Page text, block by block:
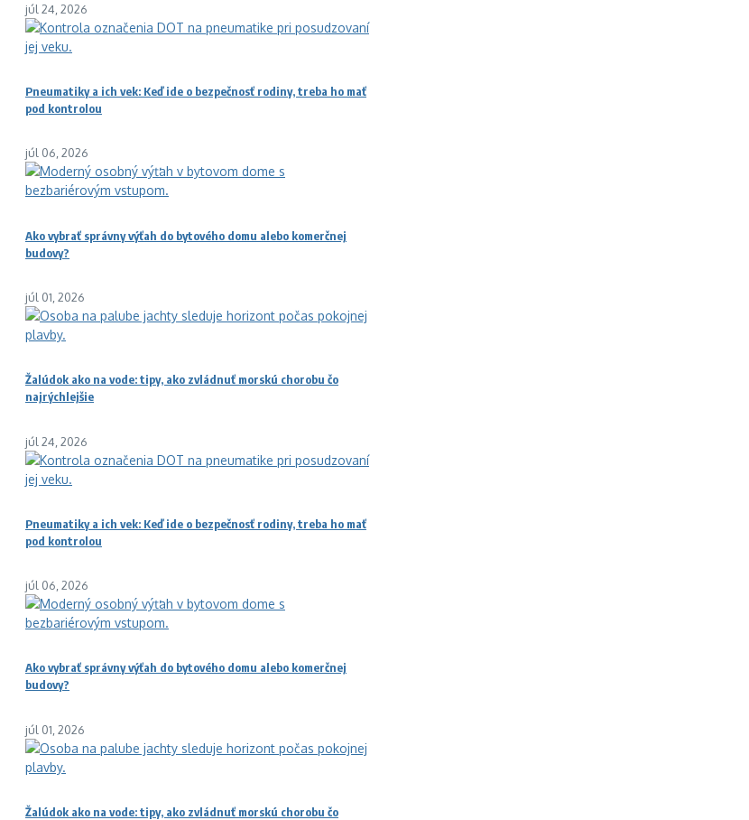
júl 24, 2026
Pneumatiky a ich vek: Keď ide o bezpečnosť rodiny, treba ho mať
pod kontrolou
júl 06, 2026
Ako vybrať správny výťah do bytového domu alebo komerčnej
budovy?
júl 01, 2026
Žalúdok ako na vode: tipy, ako zvládnuť morskú chorobu čo
najrýchlejšie
júl 24, 2026
Pneumatiky a ich vek: Keď ide o bezpečnosť rodiny, treba ho mať
pod kontrolou
júl 06, 2026
Ako vybrať správny výťah do bytového domu alebo komerčnej
budovy?
júl 01, 2026
Žalúdok ako na vode: tipy, ako zvládnuť morskú chorobu čo